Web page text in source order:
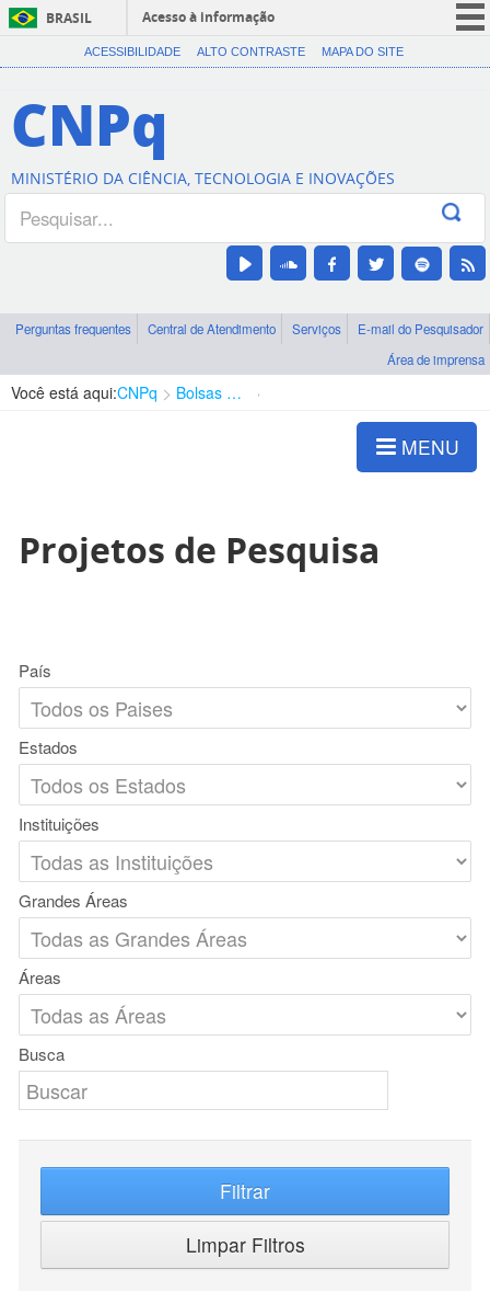
BRASIL
Acesso à informação
CORONAVÍRUS (COVID-19)
Canais
ACESSIBILIDADE ALTO CONTRASTE MAPA DO SITE
CNPq
MINISTÉRIO DA CIÊNCIA, TECNOLOGIA E INOVAÇÕES
Perguntas frequentes Central de Atendimento Serviços
E-mail do Pesquisador
Área de imprensa
Você está aqui:CNPq Bolsas e Auxílios Vigentes
MENU
Projetos de Pesquisa
País
Estados
Instituições
Grandes Áreas
Áreas
Busca
Filtrar
Limpar Filtros